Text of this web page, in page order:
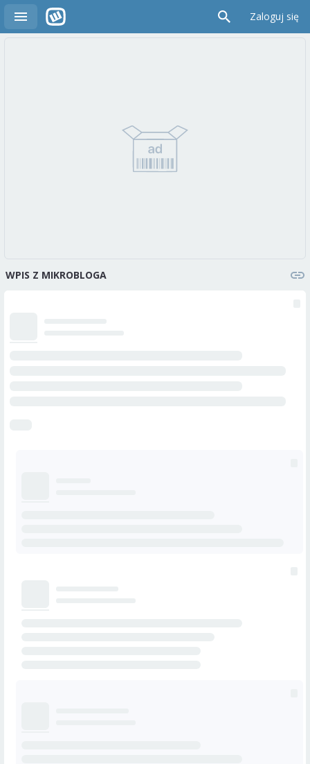
Zaloguj się
WPIS Z MIKROBLOGA